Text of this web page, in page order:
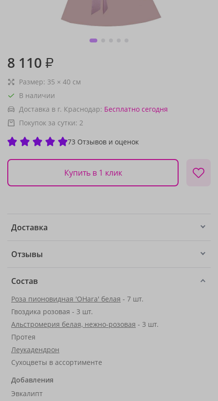
8 110 ₽
Размер: 35 × 40 см
В наличии
Доставка в г. Краснодар: Бесплатно сегодня
Покупок за сутки: 2
73 Отзывов и оценок
Купить в 1 клик
Доставка
Отзывы
Состав
Роза пионовидная 'OHara' белая - 7 шт.
Гвоздика розовая - 3 шт.
Альстромерия белая, нежно-розовая - 3 шт.
Протея
Леукадендрон
Сухоцветы в ассортименте
Добавления
Эвкалипт